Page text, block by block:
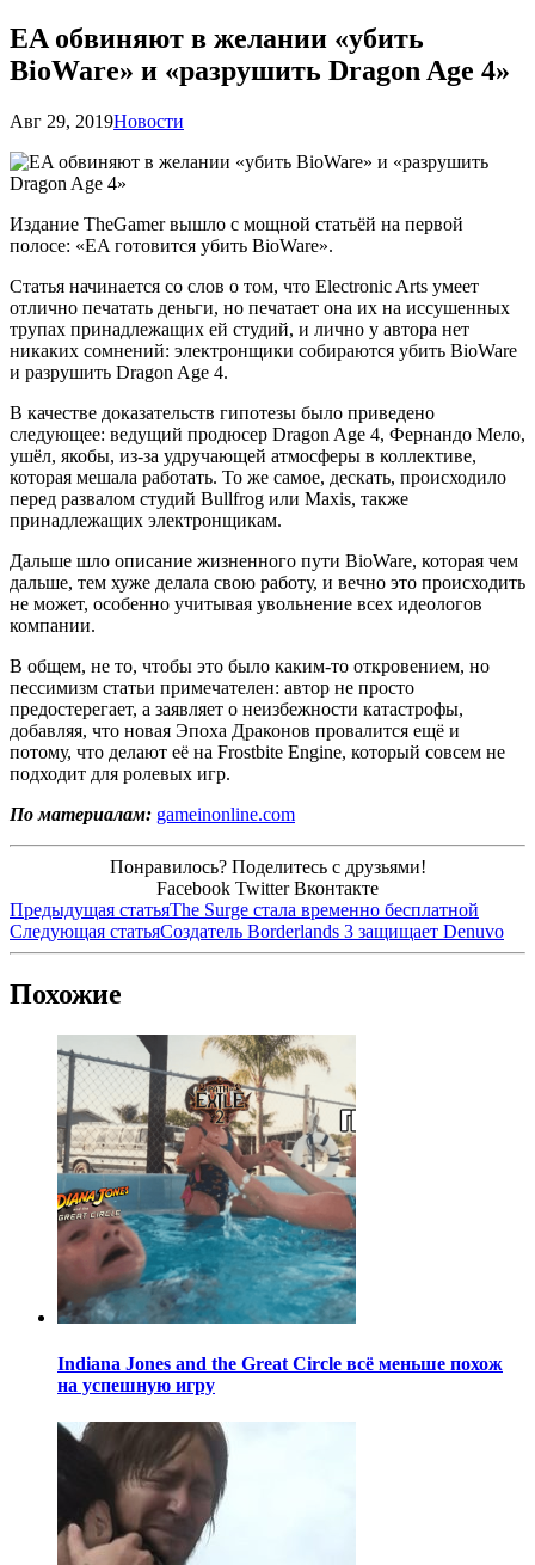
EA обвиняют в желании «убить
BioWare» и «разрушить Dragon Age 4»
Авг 29, 2019Новости
Издание TheGamer вышло с мощной статьёй на первой
полосе: «EA готовится убить BioWare».
Статья начинается со слов о том, что Electronic Arts умеет
отлично печатать деньги, но печатает она их на иссушенных
трупах принадлежащих ей студий, и лично у автора нет
никаких сомнений: электронщики собираются убить BioWare
и разрушить Dragon Age 4.
В качестве доказательств гипотезы было приведено
следующее: ведущий продюсер Dragon Age 4, Фернандо Мело,
ушёл, якобы, из-за удручающей атмосферы в коллективе,
которая мешала работать. То же самое, дескать, происходило
перед развалом студий Bullfrog или Maxis, также
принадлежащих электронщикам.
Дальше шло описание жизненного пути BioWare, которая чем
дальше, тем хуже делала свою работу, и вечно это происходить
не может, особенно учитывая увольнение всех идеологов
компании.
В общем, не то, чтобы это было каким-то откровением, но
пессимизм статьи примечателен: автор не просто
предостерегает, а заявляет о неизбежности катастрофы,
добавляя, что новая Эпоха Драконов провалится ещё и
потому, что делают её на Frostbite Engine, который совсем не
подходит для ролевых игр.
По материалам: gameinonline.com
Понравилось? Поделитесь с друзьями!
Facebook Twitter Вконтакте
Предыдущая статьяThe Surge стала временно бесплатной
Следующая статьяСоздатель Borderlands 3 защищает Denuvo
Похожие
Indiana Jones and the Great Circle всё меньше похож
на успешную игру